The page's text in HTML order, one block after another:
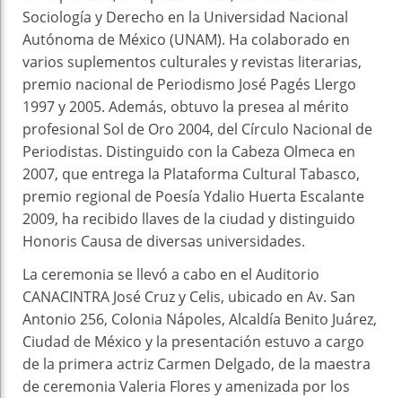
Sociología y Derecho en la Universidad Nacional
Autónoma de México (UNAM). Ha colaborado en
varios suplementos culturales y revistas literarias,
premio nacional de Periodismo José Pagés Llergo
1997 y 2005. Además, obtuvo la presea al mérito
profesional Sol de Oro 2004, del Círculo Nacional de
Periodistas. Distinguido con la Cabeza Olmeca en
2007, que entrega la Plataforma Cultural Tabasco,
premio regional de Poesía Ydalio Huerta Escalante
2009, ha recibido llaves de la ciudad y distinguido
Honoris Causa de diversas universidades.
La ceremonia se llevó a cabo en el Auditorio
CANACINTRA José Cruz y Celis, ubicado en Av. San
Antonio 256, Colonia Nápoles, Alcaldía Benito Juárez,
Ciudad de México y la presentación estuvo a cargo
de la primera actriz Carmen Delgado, de la maestra
de ceremonia Valeria Flores y amenizada por los